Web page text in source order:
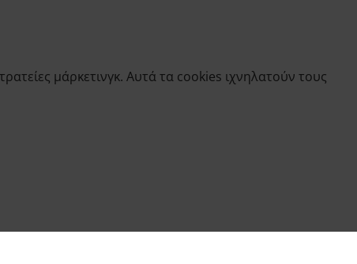
μάρκετινγκ. Αυτά τα cookies ιχνηλατούν τους